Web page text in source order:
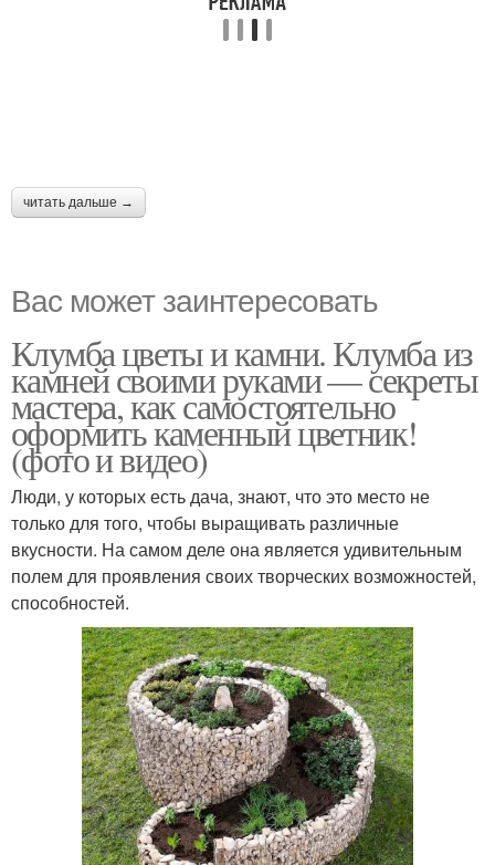
читать дальше →
Вас может заинтересовать
Клумба цветы и камни. Клумба из
камней своими руками — секреты
мастера, как самостоятельно
оформить каменный цветник!
(фото и видео)
Люди, у которых есть дача, знают, что это место не
только для того, чтобы выращивать различные
вкусности. На самом деле она является удивительным
полем для проявления своих творческих возможностей,
способностей.